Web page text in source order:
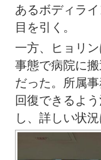
あるボディラ
目を引く。
一方、ヒョリ
事態で病院に
だった。所属
回復できるよ
し、詳しい状